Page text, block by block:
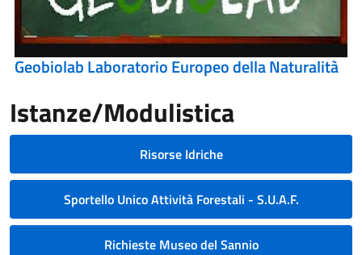
Geobiolab Laboratorio Europeo della Naturalità
Istanze/Modulistica
Risorse Idriche
Sportello Unico Attività Forestali - S.U.A.F.
Richieste Museo del Sannio